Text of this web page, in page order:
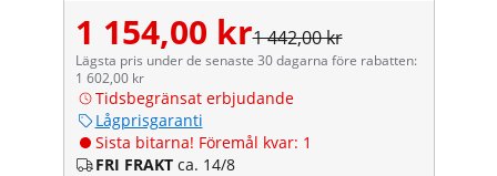
1 154,00 kr1 442,00 kr
Lägsta pris under de senaste 30 dagarna före rabatten:
1 602,00 kr
Tidsbegränsat erbjudande
Lågprisgaranti
Sista bitarna! Föremål kvar: 1
FRI FRAKT ca. 14/8